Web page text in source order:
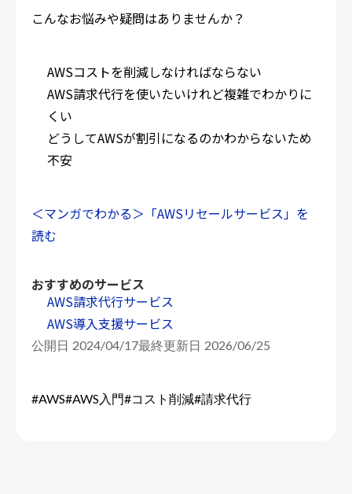
こんなお悩みや疑問はありませんか？
AWSコストを削減しなければならない
AWS請求代行を使いたいけれど複雑でわかりに
くい
どうしてAWSが割引になるのかわからないため
不安
＜マンガでわかる＞「AWSリセールサービス」を
読む
おすすめのサービス
AWS請求代行サービス
AWS導入支援サービス
公開日 2024/04/17最終更新日 2026/06/25
#AWS#AWS入門#コスト削減#請求代行